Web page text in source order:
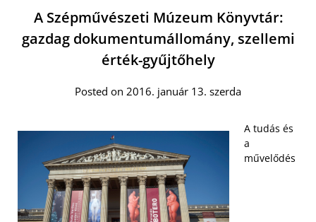
A Szépművészeti Múzeum Könyvtár:
gazdag dokumentumállomány, szellemi
érték-gyűjtőhely
Posted on 2016. január 13. szerda
A tudás és
a
művelődés